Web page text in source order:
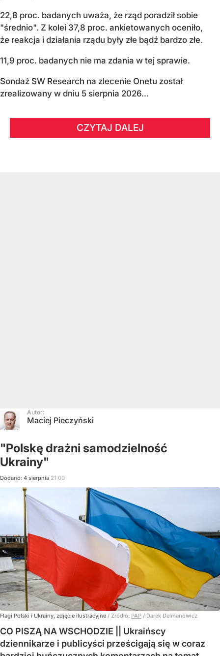
22,8 proc. badanych uważa, że rząd poradził sobie
"średnio". Z kolei 37,8 proc. ankietowanych oceniło,
że reakcja i działania rządu były złe bądź bardzo złe.
11,9 proc. badanych nie ma zdania w tej sprawie.
Sondaż SW Research na zlecenie Onetu został
zrealizowany w dniu 5 sierpnia 2026...
CZYTAJ DALEJ
Autor:
Maciej Pieczyński
"Polskę drażni samodzielność
Ukrainy"
Dodano: 4 sierpnia 21:00
Flagi Polski i Ukrainy, zdjęcie ilustracyjne / Źródło: PAP / Darek Delmanowicz
CO PISZĄ NA WSCHODZIE || Ukraińscy
dziennikarze i publicyści prześcigają się w coraz